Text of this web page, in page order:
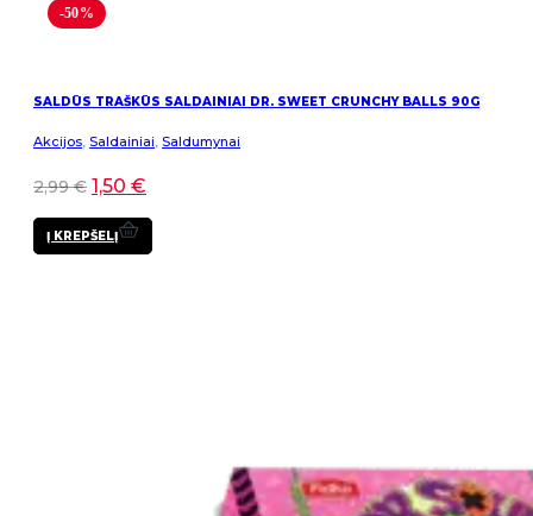
-50%
SALDŪS TRAŠKŪS SALDAINIAI DR. SWEET CRUNCHY BALLS 90G
Akcijos, Saldainiai, Saldumynai
2,99€ 1,50 €
Į KREPŠELĮ